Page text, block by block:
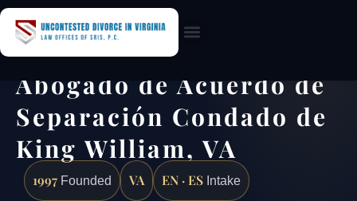
Abogado de Acuerdo de
Separación Condado de
King William, VA
1997 Founded VA EN · ES Intake